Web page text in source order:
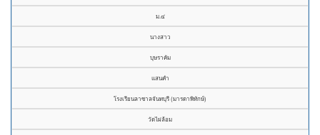
ม.๔
นางสาว
บุษราคัม
แสนคำ
โรงเรียนลาซาลจันทบุรี (มารดาพิทักษ์)
วัดไผ่ล้อม